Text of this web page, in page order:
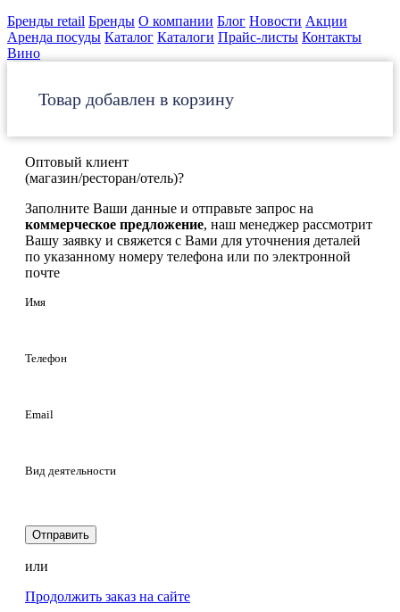
Бренды retail Бренды О компании Блог Новости Акции
Аренда посуды Каталог Каталоги Прайс-листы Контакты
Вино
Товар добавлен в корзину
Оптовый клиент
(магазин/ресторан/отель)?
Заполните Ваши данные и отправьте запрос на
коммерческое предложение, наш менеджер рассмотрит
Вашу заявку и свяжется с Вами для уточнения деталей
по указанному номеру телефона или по электронной
почте
Имя
Телефон
Email
Вид деятельности
Отправить
или
Продолжить заказ на сайте